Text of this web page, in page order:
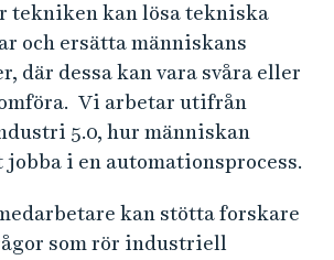
tekniken kan lösa tekniska
och ersätta människans
där dessa kan vara svåra eller
Vi arbetar utifrån
5.0, hur människan
jobba i en automationsprocess.
kan stötta forskare
som rör industriell